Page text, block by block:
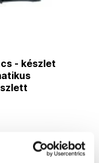
- készlet